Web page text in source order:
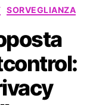
SORVEGLIANZA